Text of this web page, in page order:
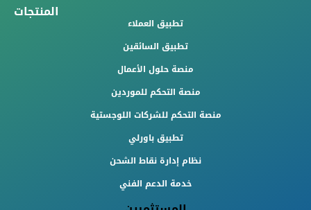
المنتجات
تطبيق العملاء
تطبيق السائقين
منصة حلول الأعمال
منصة التحكم للموردين
منصة التحكم للشركات اللوجستية
تطبيق باورلي
نظام إدارة نقاط الشحن
خدمة الدعم الفني